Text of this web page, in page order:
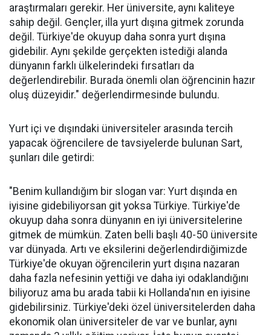
araştırmaları gerekir. Her üniversite, aynı kaliteye
sahip değil. Gençler, illa yurt dışına gitmek zorunda
değil. Türkiye'de okuyup daha sonra yurt dışına
gidebilir. Aynı şekilde gerçekten istediği alanda
dünyanın farklı ülkelerindeki fırsatları da
değerlendirebilir. Burada önemli olan öğrencinin hazır
oluş düzeyidir." değerlendirmesinde bulundu.
Yurt içi ve dışındaki üniversiteler arasında tercih
yapacak öğrencilere de tavsiyelerde bulunan Sart,
şunları dile getirdi:
"Benim kullandığım bir slogan var: Yurt dışında en
iyisine gidebiliyorsan git yoksa Türkiye. Türkiye'de
okuyup daha sonra dünyanın en iyi üniversitelerine
gitmek de mümkün. Zaten belli başlı 40-50 üniversite
var dünyada. Artı ve eksilerini değerlendirdiğimizde
Türkiye'de okuyan öğrencilerin yurt dışına nazaran
daha fazla nefesinin yettiği ve daha iyi odaklandığını
biliyoruz ama bu arada tabii ki Hollanda'nın en iyisine
gidebilirsiniz. Türkiye'deki özel üniversitelerden daha
ekonomik olan üniversiteler de var ve bunlar, aynı